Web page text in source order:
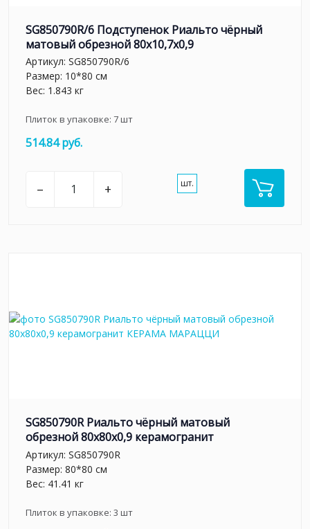
SG850790R/6 Подступенок Риальто чёрный
матовый обрезной 80x10,7x0,9
Артикул: SG850790R/6
Размер: 10*80 см
Вес: 1.843 кг
Плиток в упаковке: 7шт
514.84 руб.
– + шт.
SG850790R Риальто чёрный матовый
обрезной 80x80x0,9 керамогранит
Артикул: SG850790R
Размер: 80*80 см
Вес: 41.41 кг
Плиток в упаковке: 3 шт